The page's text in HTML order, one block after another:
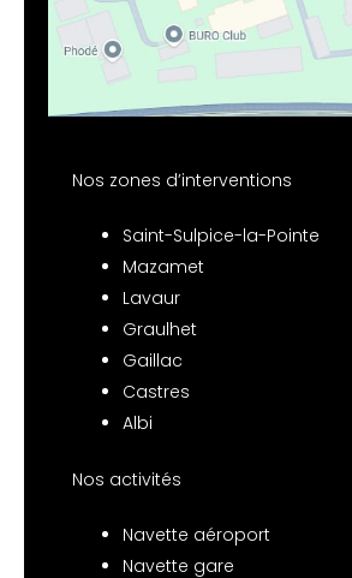
Nos zones d’interventions
Saint-Sulpice-la-Pointe
Mazamet
Lavaur
Graulhet
Gaillac
Castres
Albi
Nos activités
Navette aéroport
Navette gare